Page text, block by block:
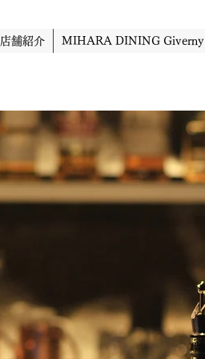
店舗紹介 MIHARA DINING Giverny